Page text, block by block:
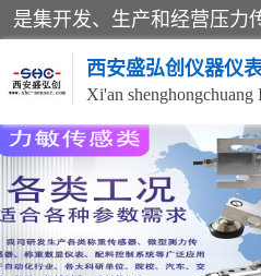
西安盛弘创仪器仪
称重传感器
压力变送器